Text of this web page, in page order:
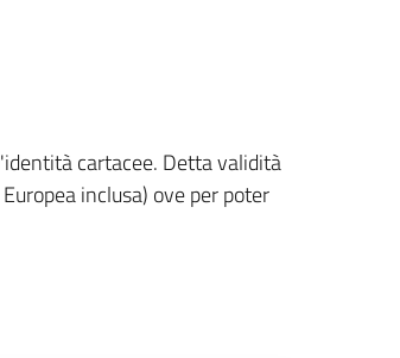
cartacee. Detta validità
inclusa) ove per poter